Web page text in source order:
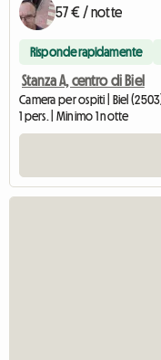
57 € / notte
Risponde rapidamente
Stanza A, centro di Biel
Camera per ospiti | Biel
1 pers. | Minimo 1 notte